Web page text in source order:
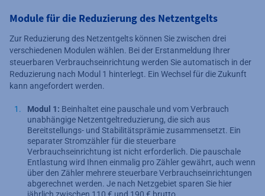
Module für die Reduzierung des Netzentgelts
Zur Reduzierung des Netzentgelts können Sie zwischen drei
verschiedenen Modulen wählen. Bei der Erstanmeldung Ihrer
steuerbaren Verbrauchseinrichtung werden Sie automatisch in der
Reduzierung nach Modul 1 hinterlegt. Ein Wechsel für die Zukunft
kann angefordert werden.
Modul 1: Beinhaltet eine pauschale und vom Verbrauch
unabhängige Netzentgeltreduzierung, die sich aus
Bereitstellungs- und Stabilitätsprämie zusammensetzt. Ein
separater Stromzähler für die steuerbare
Verbrauchseinrichtung ist nicht erforderlich. Die pauschale
Entlastung wird Ihnen einmalig pro Zähler gewährt, auch wenn
über den Zähler mehrere steuerbare Verbrauchseinrichtungen
abgerechnet werden. Je nach Netzgebiet sparen Sie hier